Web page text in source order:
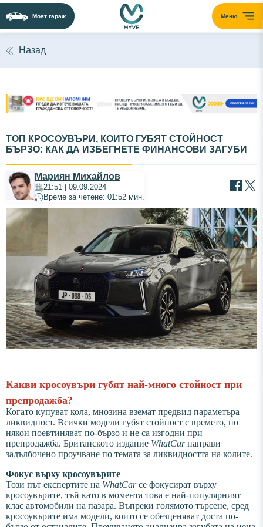
Меню
Моят гараж
Назад
ТОП КРОСОУВЪРИ, КОИТО ГУБЯТ СТОЙНОСТ
БЪРЗО: КАК ДА ИЗБЕГНЕТЕ ФИНАНСОВИ ЗАГУБИ
Мариян Михайлов
21:51 | 09.09.2024
Време за четене: 01:52 мин.
Какви кросоувъри губят най-много стойност при
препродажба?
Когато купуват кола, мнозина вземат предвид параметъра
ликвидност. Всички модели губят стойност с времето, но
някои поевтиняват по-бързо и не са изгодни при
препродажба. Британското издание WhatCarнаправи
задълбочено проучване по темата за ликвидността на колите.
Фокус върху кросоувърите
Този път експертите на WhatCarсе фокусират върху
кросоувърите, тъй като в момента това е най-популярният
клас автомобили на пазара. Въпреки голямото търсене, сред
кросоувърите има модели, които се обезценяват доста по-